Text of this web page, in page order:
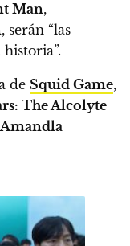
Man,
, serán “las
de Squid Game,
The Alcolyte
Amandla